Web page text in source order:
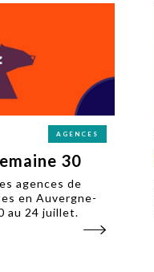
AGENCES
30
agences de
en Auvergne-
au 24 juillet.